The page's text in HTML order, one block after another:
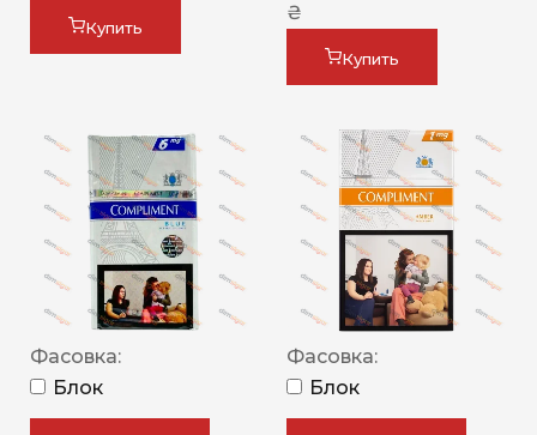
Купить
₴
Купить
Фасовка:
Блок
Фасовка:
Блок